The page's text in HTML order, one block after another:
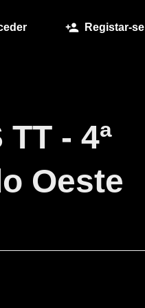
Registar-se
- 4ª
Oeste